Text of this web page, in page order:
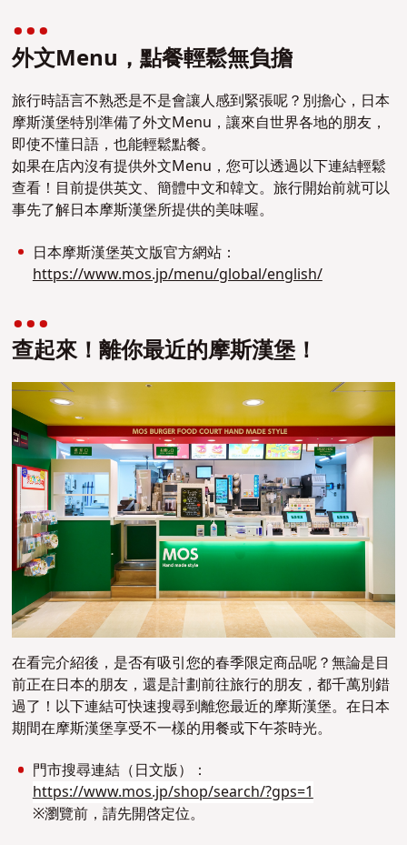
外文Menu，點餐輕鬆無負擔
旅行時語言不熟悉是不是會讓人感到緊張呢？別擔心，日本
摩斯漢堡特別準備了外文Menu，讓來自世界各地的朋友，
即使不懂日語，也能輕鬆點餐。
如果在店內沒有提供外文Menu，您可以透過以下連結輕鬆
查看！目前提供英文、簡體中文和韓文。旅行開始前就可以
事先了解日本摩斯漢堡所提供的美味喔。
日本摩斯漢堡英文版官方網站：
https://www.mos.jp/menu/global/english/
查起來！離你最近的摩斯漢堡！
在看完介紹後，是否有吸引您的春季限定商品呢？無論是目
前正在日本的朋友，還是計劃前往旅行的朋友，都千萬別錯
過了！以下連結可快速搜尋到離您最近的摩斯漢堡。在日本
期間在摩斯漢堡享受不一樣的用餐或下午茶時光。
門市搜尋連結（日文版）：
https://www.mos.jp/shop/search/?gps=1
※瀏覽前，請先開啓定位。